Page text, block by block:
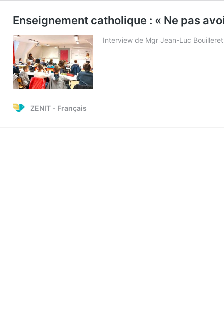
Enseignement catholique : « Ne pas
Interview de Mgr Jean-Luc
ZENIT - Français